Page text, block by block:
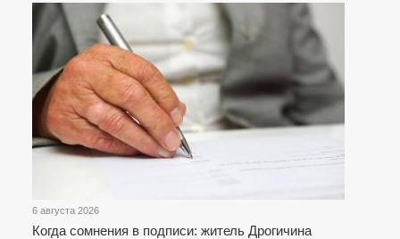
6 августа 2026
Когда сомнения в подписи: житель Дрогичина